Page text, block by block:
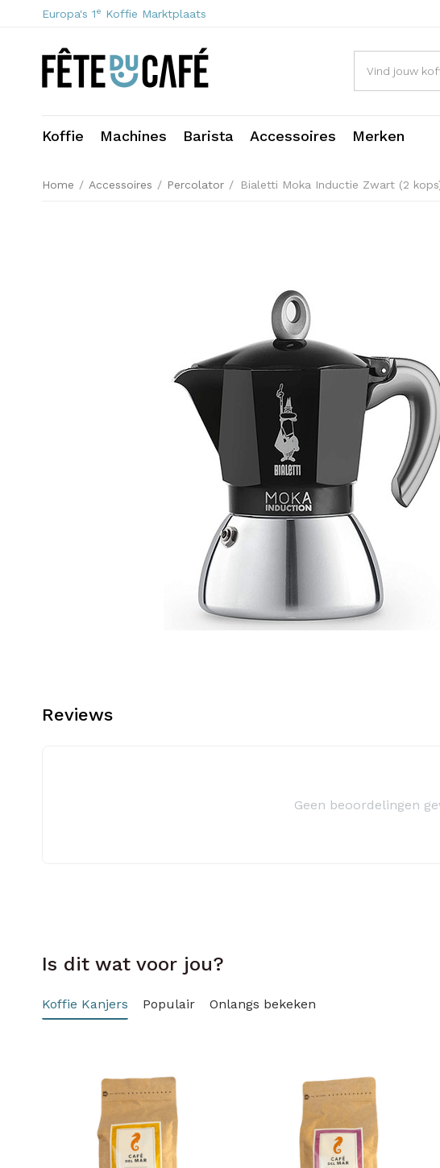
Europa's 1e Koffie Marktplaats
Koffie Machines Barista Accessoires Merken
Home / Accessoires / Percolator / Bialetti Moka Inductie Zwart (2
Reviews
Geen beoordelingen
Is dit wat voor jou?
Koffie Kanjers Populair Onlangs bekeken